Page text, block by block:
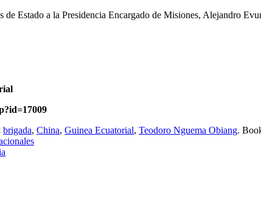
de Estado a la Presidencia Encargado de Misiones, Alejandro
brigada, China, Guinea Ecuatorial, Teodoro Nguema Obiang.